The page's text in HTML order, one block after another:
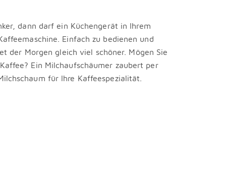
dann darf ein Küchengerät in Ihrem
Einfach zu bedienen und
der Morgen gleich viel schöner. Mögen Sie
Ein Milchaufschäumer zaubert per
für Ihre Kaffeespezialität.